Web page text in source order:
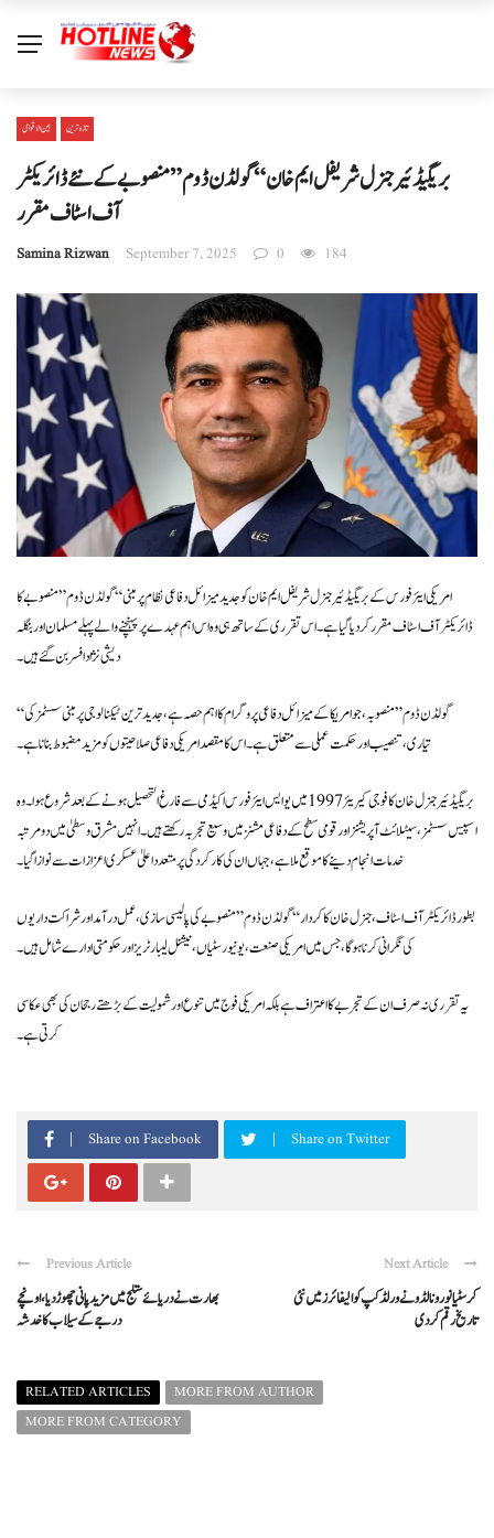
بین الا قوامی تازہ ترین
بریگیڈئیر جنرل شریفل ایم خان “گولڈن ڈوم” منصوبے کے نئے ڈائریکٹر
آف اسٹاف مقرر
Samina Rizwan September 7, 2025 0 184
امریکی ایئر فورس کے بریگیڈئیر جنرل شریفل ایم خان کو جدید میزائل دفاعی نظام پر مبنی “گولڈن ڈوم” منصوبے کا
ڈائریکٹر آف اسٹاف مقرر کر دیا گیا ہے۔ اس تقرری کے ساتھ ہی وہ اس اہم عہدے پر پہنچنے والے پہلے مسلمان اور بنگلہ
دیشی نژاد افسر بن گئے ہیں۔
“گولڈن ڈوم” منصوبہ، جو امریکا کے میزائل دفاعی پروگرام کا اہم حصہ ہے، جدید ترین ٹیکنالوجی پر مبنی سسٹمز کی
تیاری، تنصیب اور حکمت عملی سے متعلق ہے۔ اس کا مقصد امریکی دفاعی صلاحیتوں کو مزید مضبوط بنانا ہے۔
بریگیڈئیر جنرل خان کا فوجی کیریئر 1997 میں یو ایس ایئر فورس اکیڈمی سے فارغ التحصیل ہونے کے بعد شروع ہوا۔ وہ
اسپیس سسٹمز، سیٹلائٹ آپریشنز اور قومی سطح کے دفاعی مشنز میں وسیع تجربہ رکھتے ہیں۔ انہیں مشرق وسطیٰ میں دو مرتبہ
خدمات انجام دینے کا موقع ملا ہے، جہاں ان کی کارکردگی پر متعدد اعلیٰ عسکری اعزازات سے نوازا گیا۔
بطور ڈائریکٹر آف اسٹاف، جنرل خان کا کردار “گولڈن ڈوم” منصوبے کی پالیسی سازی، عمل درآمد اور شراکت داریوں
کی نگرانی کرنا ہوگا، جس میں امریکی صنعت، یونیورسٹیاں، نیشنل لیبارٹریز اور حکومتی ادارے شامل ہیں۔
یہ تقرری نہ صرف ان کے تجربے کا اعتراف ہے بلکہ امریکی فوج میں تنوع اور شمولیت کے بڑھتے رجحان کی بھی عکاسی
کرتی ہے۔
Share on Facebook Share on Twitter
Previous Article
بھارت نے دریائےستلج میں مزیدپانی چھوڑدیا، اونچے
درجے کے سیلاب کا خدشہ
Next Article
کرسٹیانو رونالڈو نے ورلڈ کپ کوالیفائرز میں نئی
تاریخ رقم کر دی
RELATED ARTICLES
MORE FROM AUTHOR
MORE FROM CATEGORY